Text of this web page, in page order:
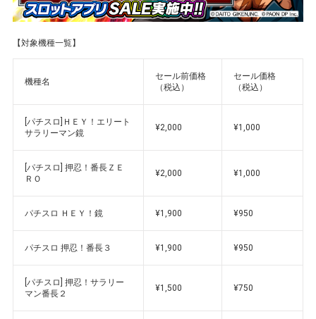
【対象機種一覧】
機種名
セール前価格
（税込）
セール価格
（税込）
[パチスロ]ＨＥＹ！エリート
サラリーマン鏡
¥2,000 ¥1,000
[パチスロ] 押忍！番長ＺＥ
ＲＯ
¥2,000 ¥1,000
パチスロ ＨＥＹ！鏡 ¥1,900 ¥950
パチスロ 押忍！番長３ ¥1,900 ¥950
[パチスロ] 押忍！サラリー
マン番長２
¥1,500 ¥750